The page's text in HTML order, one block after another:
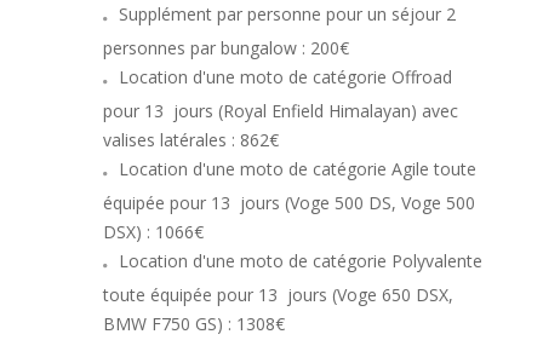
Supplément par personne pour un séjour 2
personnes par bungalow : 200€
Location d'une moto de catégorie Offroad
pour 13 jours (Royal Enfield Himalayan) avec
valises latérales : 862€
Location d'une moto de catégorie Agile toute
équipée pour 13 jours (Voge 500 DS, Voge 500
DSX) : 1066€
Location d'une moto de catégorie Polyvalente
toute équipée pour 13 jours (Voge 650 DSX,
BMW F750 GS) : 1308€